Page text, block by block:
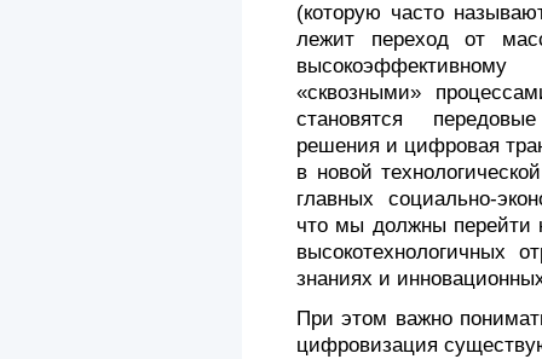
(которую часто
лежит переход от
«сквозными»
становятся
решения и цифровая
в новой
главных социально-
что мы должны перейти
высокотехнологичных
знаниях и
При этом важно
цифровизация